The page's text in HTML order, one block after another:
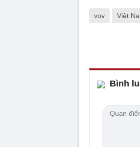
vov Việt
Bình